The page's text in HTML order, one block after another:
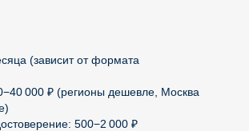
(зависит от формата
000 ₽ (регионы дешевле, Москва
500−2 000 ₽